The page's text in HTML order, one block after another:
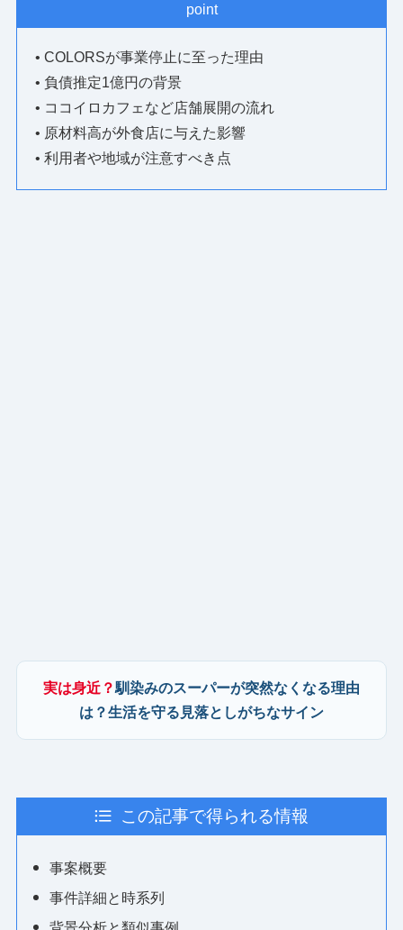
point
• COLORSが事業停止に至った理由
• 負債推定1億円の背景
• ココイロカフェなど店舗展開の流れ
• 原材料高が外食店に与えた影響
• 利用者や地域が注意すべき点
実は身近？馴染みのスーパーが突然なくなる理由
は？生活を守る見落としがちなサイン
この記事で得られる情報
事案概要
事件詳細と時系列